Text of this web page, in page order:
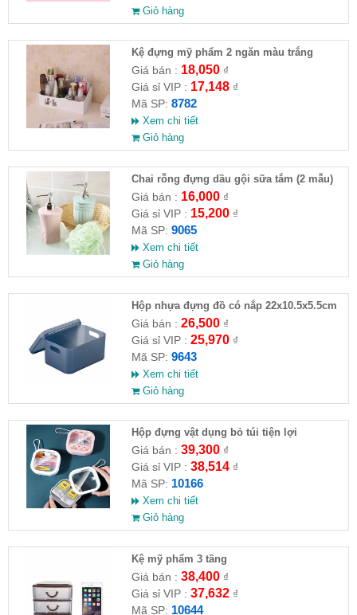
Giỏ hàng
Kệ đựng mỹ phẩm 2 ngăn màu trắng
Giá bán : 18,050₫
Giá sỉ VIP : 17,148₫
Mã SP: 8782
Xem chi tiết
Giỏ hàng
Chai rỗng đựng dầu gội sữa tắm (2 mẫu)
Giá bán : 16,000₫
Giá sỉ VIP : 15,200₫
Mã SP: 9065
Xem chi tiết
Giỏ hàng
Hộp nhựa đựng đồ có nắp 22x10.5x5.5cm
Giá bán : 26,500₫
Giá sỉ VIP : 25,970₫
Mã SP: 9643
Xem chi tiết
Giỏ hàng
Hộp đựng vật dụng bỏ túi tiện lợi
Giá bán : 39,300₫
Giá sỉ VIP : 38,514₫
Mã SP: 10166
Xem chi tiết
Giỏ hàng
Kệ mỹ phẩm 3 tầng
Giá bán : 38,400₫
Giá sỉ VIP : 37,632₫
Mã SP: 10644